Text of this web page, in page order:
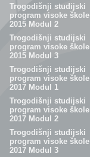
Trogodišnji studijski
program visoke škole
2015 Modul 2
Trogodišnji studijski
program visoke škole
2015 Modul 3
Trogodišnji studijski
program visoke škole
2017 Modul 1
Trogodišnji studijski
program visoke škole
2017 Modul 2
Trogodišnji studijski
program visoke škole
2017 Modul 3